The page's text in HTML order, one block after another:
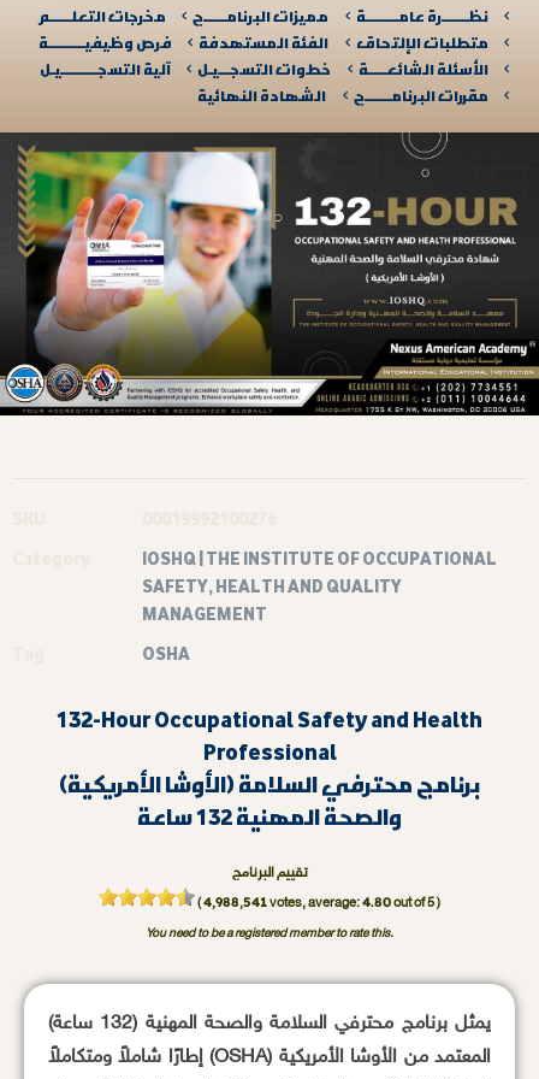
نظـــــــرة عامـــــــــة مميزات البرنامــــــج
مخرجات التعلــــــم
متطلبات الإلتحاق
الفئة المستهدفة
فرص وظيفيــــــــــة
الأسئلة الشائعـــــة
خطوات التسجـــيـل
آلية التسجــــــــــيـل​
مقررات البرنامـــــــج
الشهادة النهائية
IOSHQ | THE INSTITUTE OF OCCUPATIONAL
SAFETY, HEALTH AND QUALITY
MANAGEMENT
OSHA
132-Hour Occupational Safety and Health
Professional
(الأوشا الأمريكية) برنامج محترفي السلامة
والصحة المهنية 132 ساعة
تقييم البرنامج
(4,988,541votes, average:4.80out of 5 )
You need to be a registered member to rate this.
يمثل برنامج محترفي السلامة والصحة المهنية (132 ساعة)
المعتمد من الأوشا الأمريكية (OSHA) إطارًا شاملاً ومتكاملاً